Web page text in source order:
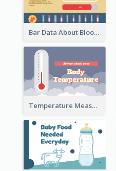
Bar Data About Blood Donation
Temperature Measurement